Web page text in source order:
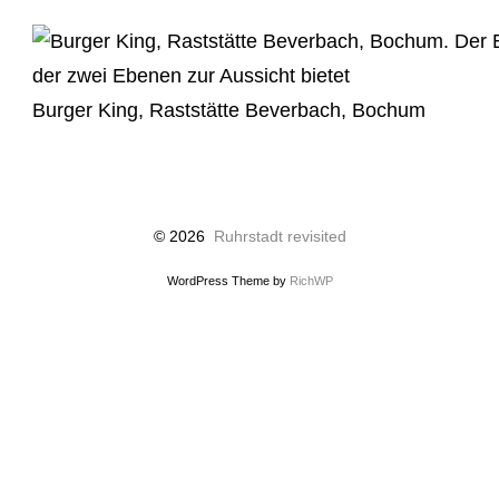
Burger King, Raststätte Beverbach, Bochum
© 2026 Ruhrstadt revisited
WordPress Theme by RichWP